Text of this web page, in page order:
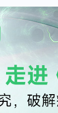
米粒子
Sumar
Abnous
）开展
于《